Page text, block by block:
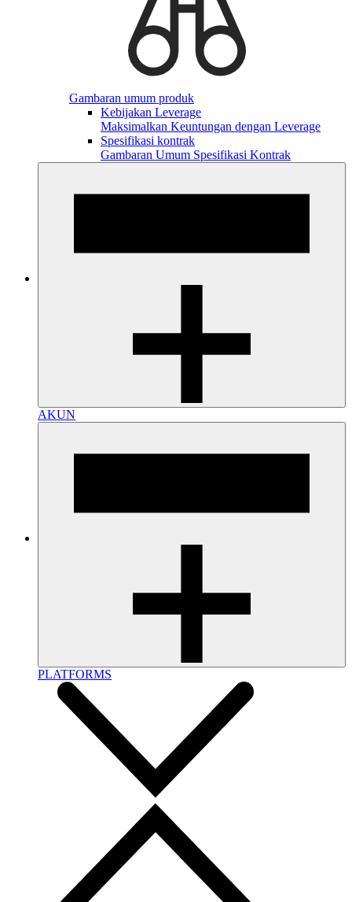
Gambaran umum produk
Kebijakan Leverage
Maksimalkan Keuntungan dengan Leverage
Spesifikasi kontrak
Gambaran Umum Spesifikasi Kontrak
AKUN
PLATFORMS